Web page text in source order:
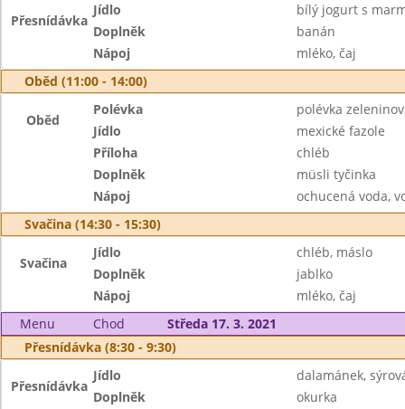
Přesnídávka
Jídlo
bílý jogurt s
Doplněk
banán
Nápoj
mléko, čaj
Oběd (11:00 - 14:00)
Oběd
Polévka
polévka
Jídlo
mexické fazole
Příloha
chléb
Doplněk
müsli tyčinka
Nápoj
ochucená voda,
Svačina (14:30 - 15:30)
Svačina
Jídlo
chléb, máslo
Doplněk
jablko
Nápoj
mléko, čaj
Menu
Chod
Středa 17. 3. 2021
Přesnídávka (8:30 - 9:30)
Přesnídávka
Jídlo
dalamánek,
Doplněk
okurka